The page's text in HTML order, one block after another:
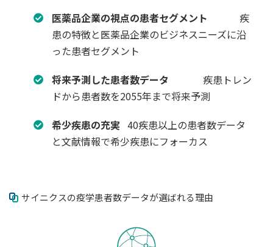
医薬品企業の視点の患者セグメント 疾
患の特徴と医薬品企業のビジネスニーズに沿
った患者セグメント
将来予測した患者数データ 疾患トレン
ドから患者数を2055年まで将来予測
希少疾患の充実 40疾患以上の患者数データ
と文献情報で希少疾患にフォーカス
サイニクスの疫学患者数データが選ばれる理由